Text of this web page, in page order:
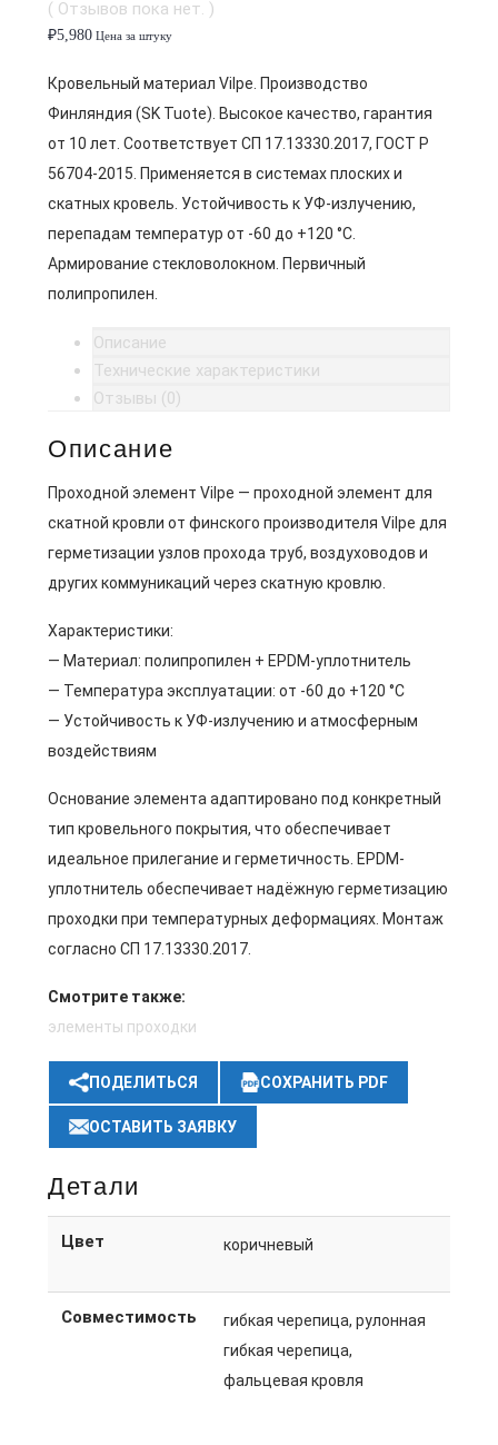
( Отзывов пока нет. )
₽5,980 Цена за штуку
Кровельный материал Vilpe. Производство
Финляндия (SK Tuote). Высокое качество, гарантия
от 10 лет. Соответствует СП 17.13330.2017, ГОСТ Р
56704-2015. Применяется в системах плоских и
скатных кровель. Устойчивость к УФ-излучению,
перепадам температур от -60 до +120 °C.
Армирование стекловолокном. Первичный
полипропилен.
Описание
Технические характеристики
Отзывы (0)
Описание
Проходной элемент Vilpe — проходной элемент для
скатной кровли от финского производителя Vilpe для
герметизации узлов прохода труб, воздуховодов и
других коммуникаций через скатную кровлю.
Характеристики:
— Материал: полипропилен + EPDM-уплотнитель
— Температура эксплуатации: от -60 до +120 °C
— Устойчивость к УФ-излучению и атмосферным
воздействиям
Основание элемента адаптировано под конкретный
тип кровельного покрытия, что обеспечивает
идеальное прилегание и герметичность. EPDM-
уплотнитель обеспечивает надёжную герметизацию
проходки при температурных деформациях. Монтаж
согласно СП 17.13330.2017.
Смотрите также:
элементы проходки
ПОДЕЛИТЬСЯ СОХРАНИТЬ PDF
ОСТАВИТЬ ЗАЯВКУ
Детали
Цвет коричневый
Совместимость
гибкая черепица, рулонная
гибкая черепица,
фальцевая кровля